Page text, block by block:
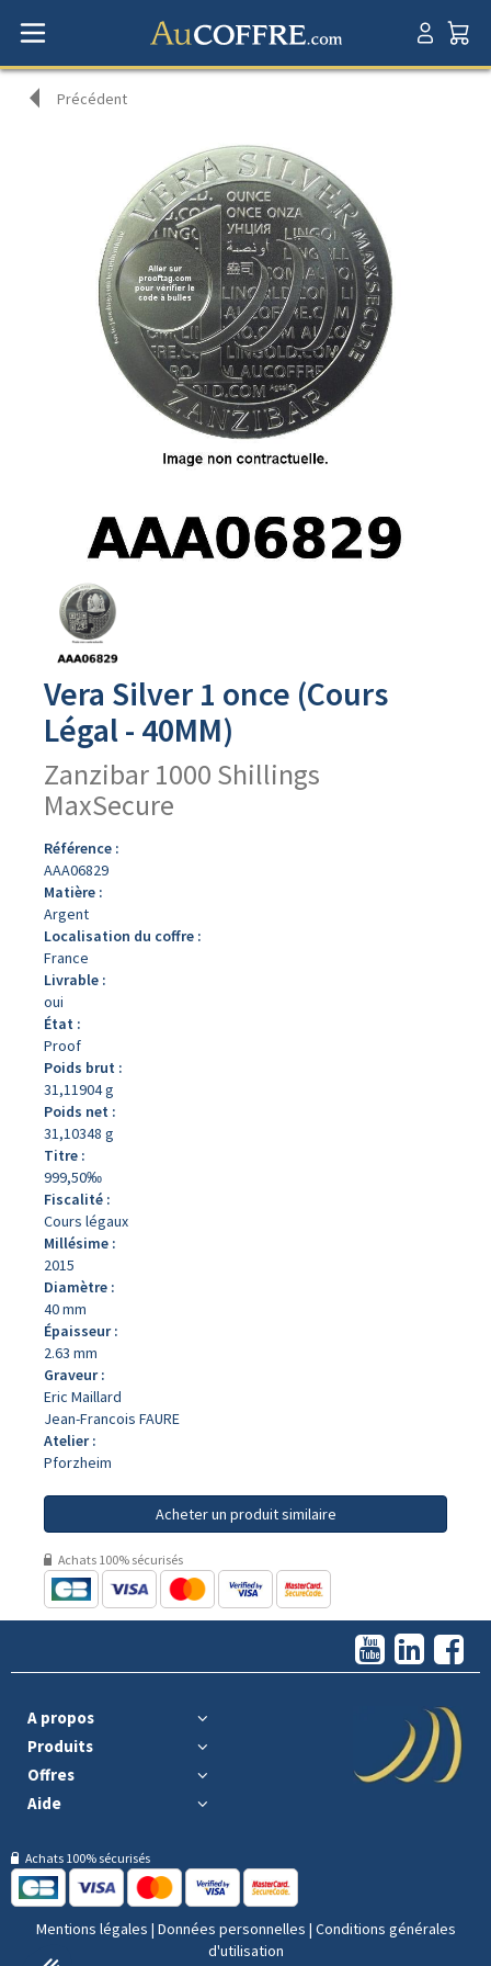
Précédent
produit
Vera Silver 1 once (Cours
Légal - 40MM)
Zanzibar 1000 Shillings
MaxSecure
Référence :
AAA06829
Matière :
Argent
Localisation du coffre :
France
Livrable :
oui
État :
Proof
Poids brut :
31,11904 g
Poids net :
31,10348 g
Titre :
999,50‰
Fiscalité :
Cours légaux
Millésime :
2015
Diamètre :
40 mm
Épaisseur :
2.63 mm
Graveur :
Eric Maillard
Jean-Francois FAURE
Atelier :
Pforzheim
Acheter un produit similaire
Achats 100% sécurisés
A propos
Produits
Offres
Aide
Achats 100% sécurisés
Mentions légales | Données personnelles | Conditions générales
d'utilisation